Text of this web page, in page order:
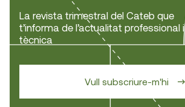
La revista trimestral del Cateb que
t’informa de l’actualitat professional i
tècnica
Vull subscriure-m'hi